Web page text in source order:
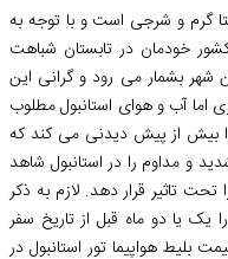
گرم و شرجی است و با توجه به
خودمان در تابستان شباهت
شهر بشمار می رود و گرانی این
اما آب و هوای استانبول مطلوب
بیش از پیش دیدنی می‌ کند که
و مداوم را در استانبول شاهد
تاثیر قرار دهد. لازم به ذکر
یا دو ماه قبل از تاریخ سفر
بلیط هواپیما تور استانبول در